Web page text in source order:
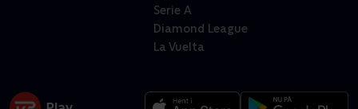
Serie A
Diamond League
La Vuelta